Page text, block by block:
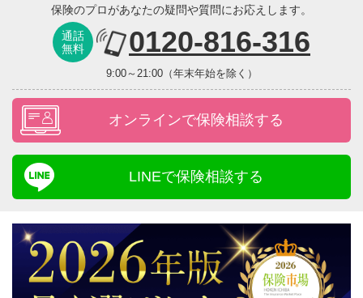
保険のプロがあなたの疑問や質問にお応えします。
通話
無料
0120-816-316
9:00～21:00（年末年始を除く）
オンラインで保険相談する
LINEで保険相談する